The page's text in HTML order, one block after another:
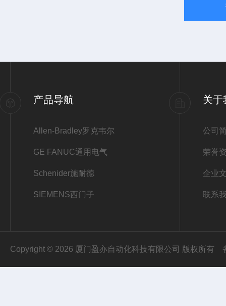
产品导航
Allen-Bradley罗克韦尔
GE FANUC通用电气
Schenider施耐德
SIEMENS西门子
关于
公司
荣誉
企业
联系
Copyright © 2026 厦门盈亦自动化科技有限公司 版权所有